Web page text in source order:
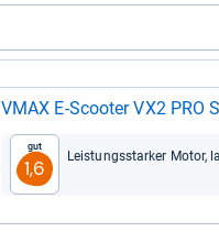
VMAX E-​Scoo­ter VX2 PRO
Gut
1,6
Leis­tungs­star­ker Motor,